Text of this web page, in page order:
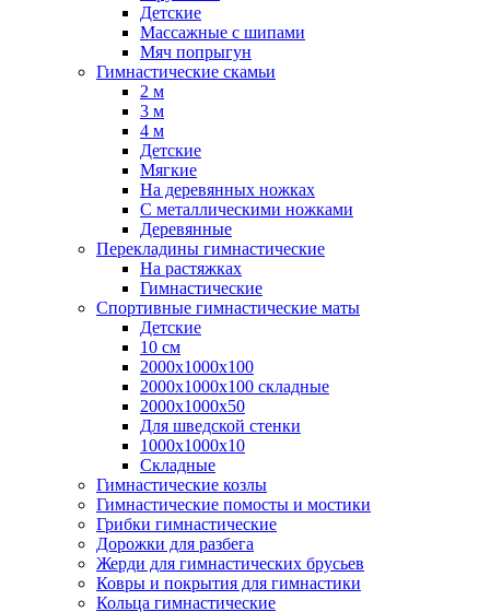
Детские
Массажные с шипами
Мяч попрыгун
Гимнастические скамьи
2 м
3 м
4 м
Детские
Мягкие
На деревянных ножках
С металлическими ножками
Деревянные
Перекладины гимнастические
На растяжках
Гимнастические
Спортивные гимнастические маты
Детские
10 см
2000х1000х100
2000х1000х100 складные
2000х1000х50
Для шведской стенки
1000х1000х10
Складные
Гимнастические козлы
Гимнастические помосты и мостики
Грибки гимнастические
Дорожки для разбега
Жерди для гимнастических брусьев
Ковры и покрытия для гимнастики
Кольца гимнастические